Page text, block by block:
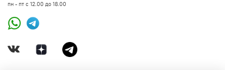
пн - пт с 12.00 до 18.00